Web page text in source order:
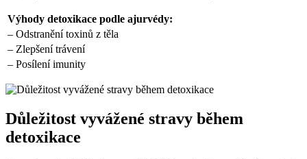
Výhody detoxikace podle ajurvédy:
– Odstranění toxinů z těla
– Zlepšení trávení
– Posílení imunity
Důležitost vyvážené stravy během
detoxikace